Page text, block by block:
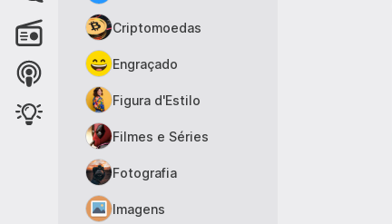
Criptomoedas
Engraçado
Figura d'Estilo
Filmes e Séries
Fotografia
Imagens